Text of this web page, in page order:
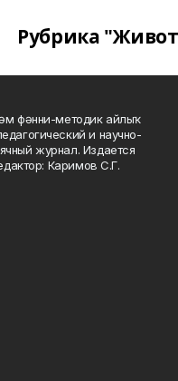
Рубрика
фәнни-методик айлыҡ
и научно-
журнал. Издается
Каримов С.Г.